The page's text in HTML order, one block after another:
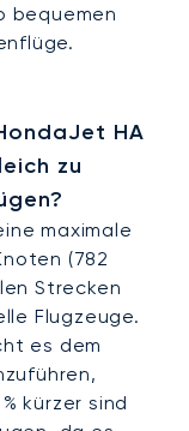
bequemen
HA
zu
maximale
(782
Strecken
Flugzeuge.
es dem
kürzer sind